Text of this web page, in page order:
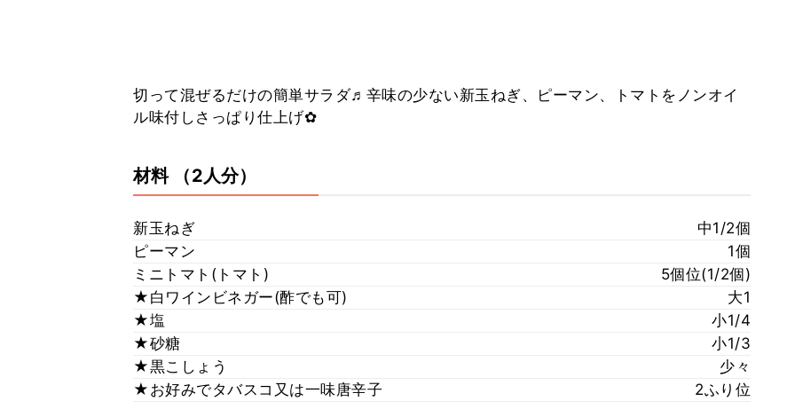
切って混ぜるだけの簡単サラダ♬辛味の少ない新玉ねぎ、ピーマン、トマトをノンオイ
ル味付しさっぱり仕上げ✿
材料 （2人分）
新玉ねぎ
中1/2個
ピーマン
1個
ミニトマト(トマト)
5個位(1/2個)
★白ワインビネガー(酢でも可)
大1
★塩
小1/4
★砂糖
小1/3
★黒こしょう
少々
★お好みでタバスコ又は一味唐辛子
2ふり位